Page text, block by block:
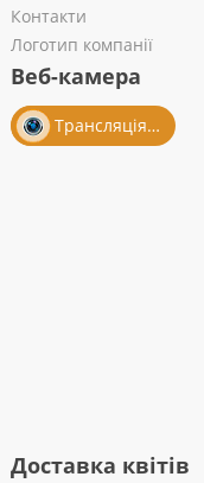
Контакти
Логотип компанії
Веб-камера
Трансляція із салону
Доставка квітів